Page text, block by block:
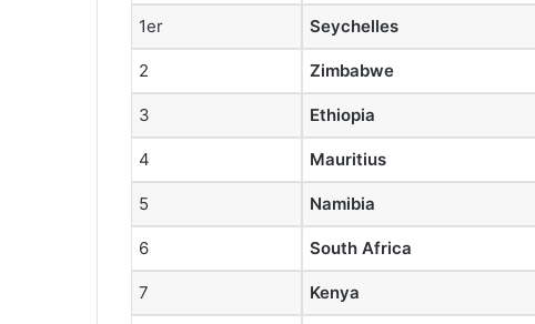
1er Seychelles
2 Zimbabwe
3 Ethiopia
4 Mauritius
5 Namibia
6 South Africa
7 Kenya